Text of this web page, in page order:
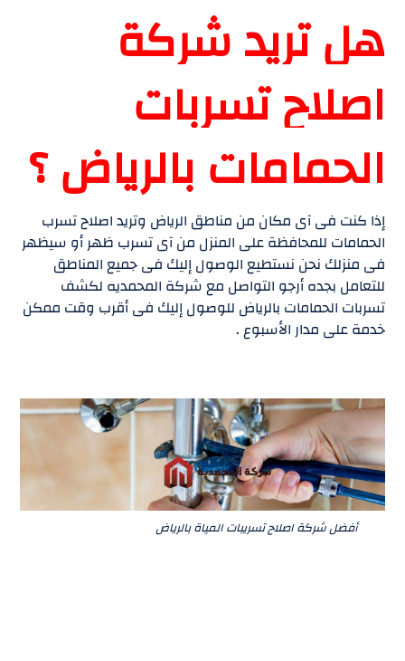
هل تريد شركة
اصلاح تسربات
الحمامات بالرياض ؟
إذا كنت فى آى مكان من مناطق الرياض وتريد اصلاح تسرب
الحمامات للمحافظة على المنزل من آى تسرب ظهر أو سيظهر
فى منزلك نحن نستطيع الوصول إليك فى جميع المناطق
للتعامل بجده أرجو التواصل مع شركة المحمديه لكشف
تسربات الحمامات بالرياض للوصول إليك فى أقرب وقت ممكن
خدمة على مدار الأسبوع .
أفضل شركة اصلاح تسريبات المياة بالرياض